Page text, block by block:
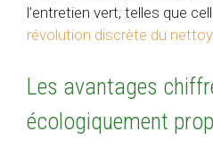
l’entretien vert, telles que
révolution discrète du
Les avantages
écologiquement